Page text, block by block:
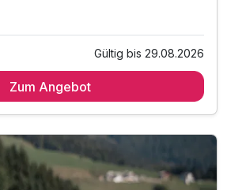
vom Buffet
Papagenobahn
Gültig bis 29.08.2026
Zum Angebot